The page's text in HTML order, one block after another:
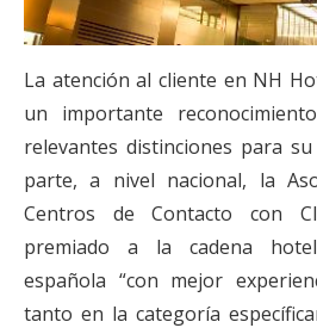
La atención al cliente en NH
un importante
relevantes distinciones para
parte, a nivel nacional, la
Centros de Contacto con
premiado a la cadena
española “con mejor
tanto en la categoría